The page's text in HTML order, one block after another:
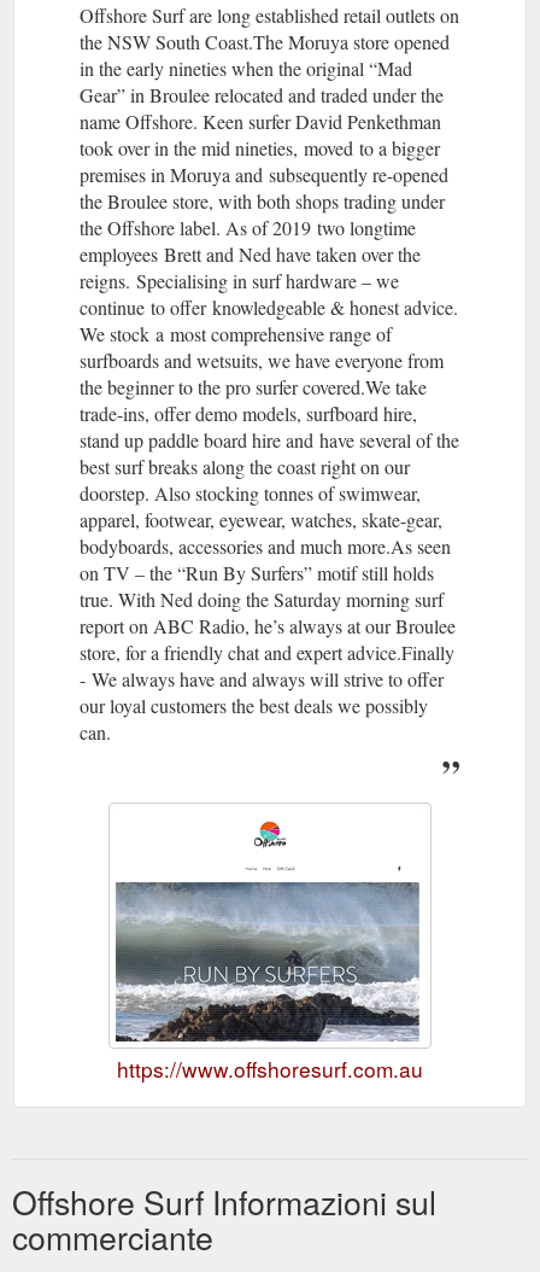
Offshore Surf are long established retail outlets on
the NSW South Coast.The Moruya store opened
in the early nineties when the original “Mad
Gear” in Broulee relocated and traded under the
name Offshore. Keen surfer David Penkethman
took over in the mid nineties, moved to a bigger
premises in Moruya and subsequently re-opened
the Broulee store, with both shops trading under
the Offshore label. As of 2019 two longtime
employees Brett and Ned have taken over the
reigns. Specialising in surf hardware – we
continue to offer knowledgeable & honest advice.
We stock a most comprehensive range of
surfboards and wetsuits, we have everyone from
the beginner to the pro surfer covered.We take
trade-ins, offer demo models, surfboard hire,
stand up paddle board hire and have several of the
best surf breaks along the coast right on our
doorstep. Also stocking tonnes of swimwear,
apparel, footwear, eyewear, watches, skate-gear,
bodyboards, accessories and much more.As seen
on TV – the “Run By Surfers” motif still holds
true. With Ned doing the Saturday morning surf
report on ABC Radio, he’s always at our Broulee
store, for a friendly chat and expert advice.Finally
- We always have and always will strive to offer
our loyal customers the best deals we possibly
can.
https://www.offshoresurf.com.au
Offshore Surf Informazioni sul
commerciante